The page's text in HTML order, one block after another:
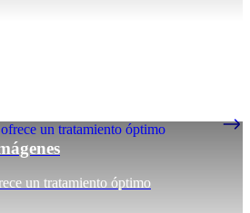
un tratamiento óptimo